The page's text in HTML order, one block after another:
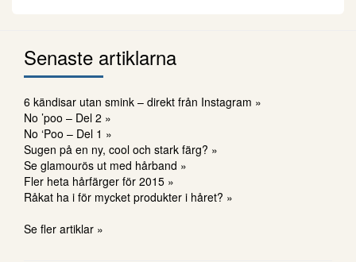
Senaste artiklarna
6 kändisar utan smink – direkt från Instagram »
No ’poo – Del 2 »
No ‘Poo – Del 1 »
Sugen på en ny, cool och stark färg? »
Se glamourös ut med hårband »
Fler heta hårfärger för 2015 »
Råkat ha i för mycket produkter i håret? »
Se fler artiklar »